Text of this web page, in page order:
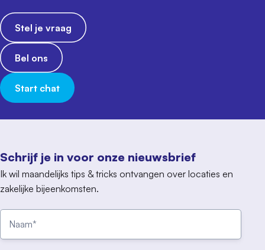
Schrijf je in voor onze nieuwsbrief
Ik wil maandelijks tips & tricks ontvangen over locaties en
zakelijke bijeenkomsten.
Stel je vraag
Bel ons
Start chat